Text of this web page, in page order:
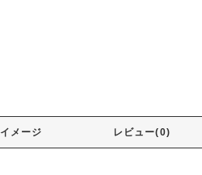
イメージ レビュー(0)